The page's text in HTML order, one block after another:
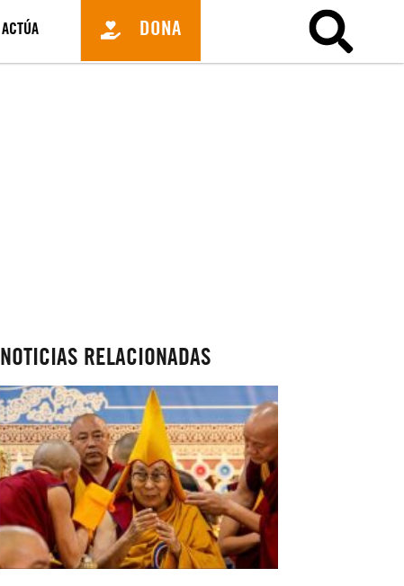
ACTÚA DONA
NOTICIAS RELACIONADAS